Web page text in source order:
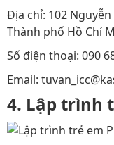
Địa chỉ: 102
Thành phố Hồ Chí
Số điện thoại: 090
Email:
4. Lập trình